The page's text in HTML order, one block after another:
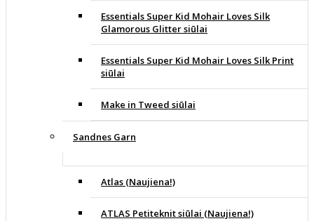
Essentials Super Kid Mohair Loves Silk
Glamorous Glitter siūlai
Essentials Super Kid Mohair Loves Silk Print
siūlai
Make in Tweed siūlai
Sandnes Garn
Atlas (Naujiena!)
ATLAS Petiteknit siūlai (Naujiena!)